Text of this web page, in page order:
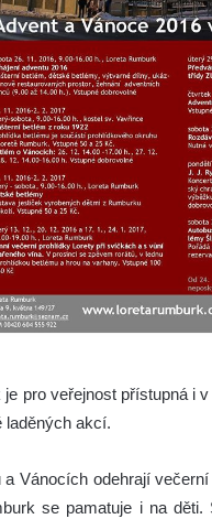
pro veřejnost přístupná
laděných akcí.
Vánocích odehrají
se pamatuje i na